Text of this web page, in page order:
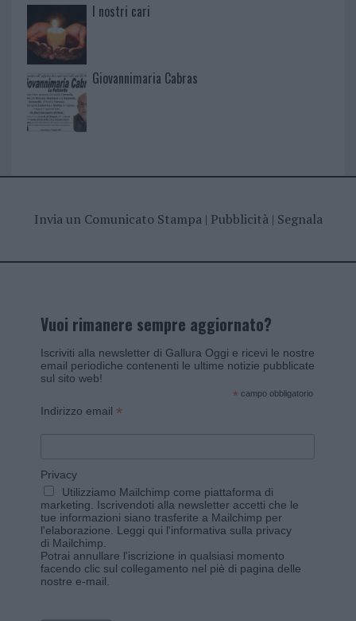
I nostri cari
Giovannimaria Cabras
Invia un Comunicato Stampa| Pubblicità| Segnala
Vuoi rimanere sempre aggiornato?
Iscriviti alla newsletter di Gallura Oggi e ricevi le nostre
email periodiche contenenti le ultime notizie pubblicate
sul sito web!
* campo obbligatorio
Indirizzo email *
Privacy
Utilizziamo Mailchimp come piattaforma di
marketing. Iscrivendoti alla newsletter accetti che le
tue informazioni siano trasferite a Mailchimp per
l'elaborazione. Leggi qui l'informativa sulla privacy
di Mailchimp
Potrai annullare l'iscrizione in qualsiasi momento
facendo clic sul collegamento nel piè di pagina delle
nostre e-mail.